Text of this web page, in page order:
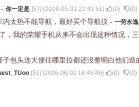
- 你一定是 [57] (2026-05-31 22:41:51) (0) (0)
内太热不能导航，最好买个导航仪 - 一劳永逸
，我的荣耀手机从来不会出现这种情况，
子包头连大便往哪里拉都还没整明白他们
[51] (2026-06-02 16:45:46) (0) (0)